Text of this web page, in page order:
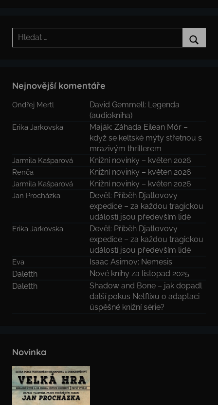
Hledat:
Nejnovější komentáře
Ondřej Mertl
David Gemmell: Legenda
(audiokniha)
Erika Jarkovska
Maják: Záhada Eilean Mór –
když se keltské mýty střetnou s
mrazivým thrillerem
Jarmila Kašparová Knižní novinky – květen 2026
Renča Knižní novinky – květen 2026
Jarmila Kašparová Knižní novinky – květen 2026
Jan Procházka
Devět: Příběh Djatlovovy
expedice – za každou tragickou
událostí jsou především lidé
Erika Jarkovska
Devět: Příběh Djatlovovy
expedice – za každou tragickou
událostí jsou především lidé
Eva
Isaac Asimov: Nemesis
Daletth
Nové knihy za listopad 2025
Daletth
Shadow and Bone – jak dopadl
další pokus Netflixu o adaptaci
úspěšné knižní série?
Novinka